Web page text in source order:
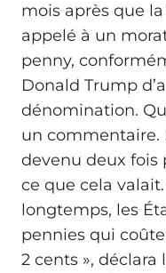
mois après que
appelé à un
penny,
Donald Trump
dénomination.
un commentaire.
devenu deux fois
ce que cela
longtemps, les
pennies qui
2 cents », déclara